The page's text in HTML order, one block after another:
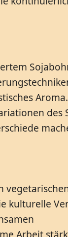
des
kulturelle